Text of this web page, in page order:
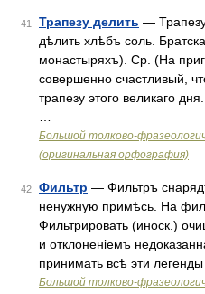
41 Трапезу делить —
дѣлить хлѣбъ соль.
монастыряхъ). Ср. (На
совершенно счастливый,
трапезу этого великаго
Большой толково-
(оригинальная орфография)
42 Фильтр — Фильтръ
ненужную примѣсь. На
Фильтрировать (иноск.)
и отклоненіемъ
принимать всѣ эти
Большой толково-